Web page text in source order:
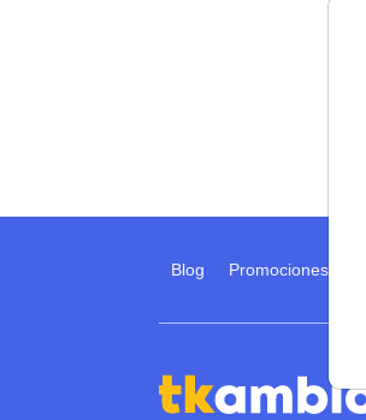
Blog Promociones